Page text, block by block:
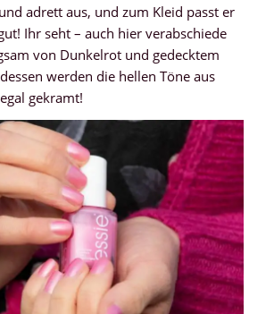
adrett aus, und zum Kleid passt er
Ihr seht – auch hier verabschiede
von Dunkelrot und gedecktem
werden die hellen Töne aus
gekramt!